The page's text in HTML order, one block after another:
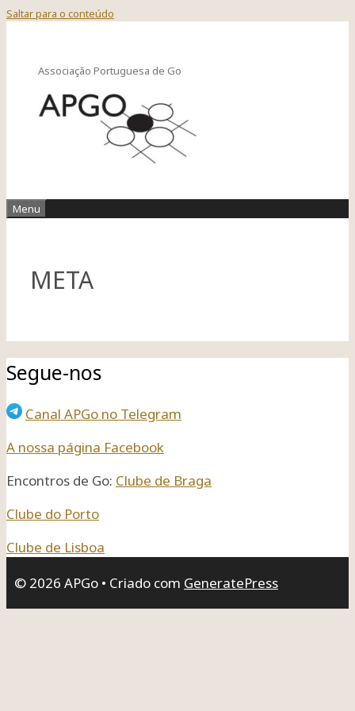
Saltar para o conteúdo
Associação Portuguesa de Go
Menu
META
Segue-nos
Canal APGo no Telegram
A nossa página Facebook
Encontros de Go: Clube de Braga
Clube do Porto
Clube de Lisboa
© 2026 APGo • Criado com GeneratePress